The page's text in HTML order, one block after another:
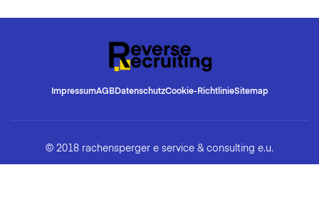
ImpressumAGBDatenschutzCookie-RichtlinieSitemap
© 2018 rachensperger e service & consulting e.u.